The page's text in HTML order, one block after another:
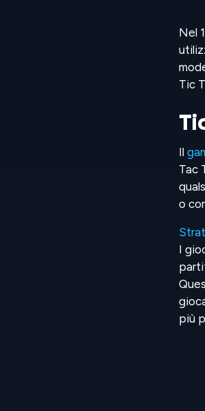
Nel
Tic
Il
Tac
o
I
più